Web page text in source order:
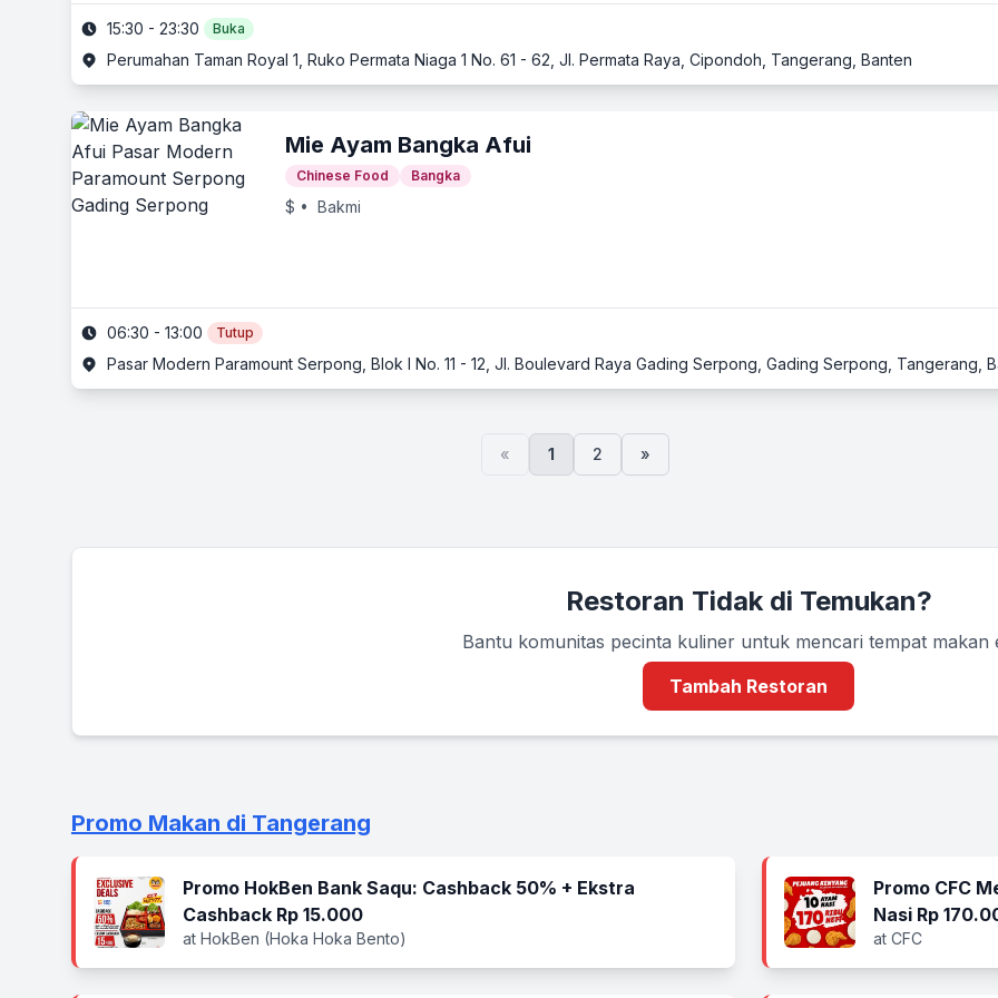
15:30 - 23:30 Buka
Perumahan Taman Royal 1, Ruko Permata Niaga 1 No. 61 - 62, Jl. Permata Raya, Cipondoh, Tangerang, Banten
Mie Ayam Bangka Afui
Chinese Food Bangka
$ • Bakmi
06:30 - 13:00 Tutup
Pasar Modern Paramount Serpong, Blok I No. 11 - 12, Jl. Boulevard Raya Gading Serpong, Gading Serpong, Tangerang,
« 1 2 »
Restoran Tidak di Temukan?
Bantu komunitas pecinta kuliner untuk mencari tempat makan
Tambah Restoran
Promo Makan di Tangerang
Promo HokBen Bank Saqu: Cashback 50% + Ekstra
Cashback Rp 15.000
at HokBen (Hoka Hoka Bento)
Promo CFC
Nasi Rp
at CFC